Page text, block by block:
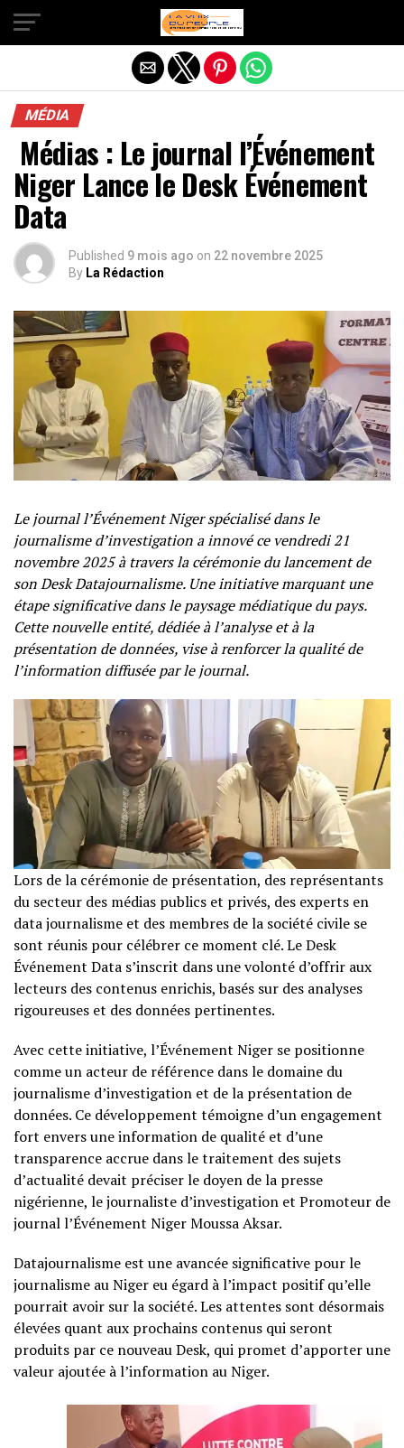
MÉDIA
Médias : Le journal l’Événement
Niger Lance le Desk Événement
Data
Published 9 mois ago on 22 novembre 2025
By La Rédaction
Le journal l’Événement Niger spécialisé dans le
journalisme d’investigation a innové ce vendredi 21
novembre 2025 à travers la cérémonie du lancement de
son Desk Datajournalisme. Une initiative marquant une
étape significative dans le paysage médiatique du pays.
Cette nouvelle entité, dédiée à l’analyse et à la
présentation de données, vise à renforcer la qualité de
l’information diffusée par le journal.
Lors de la cérémonie de présentation, des représentants
du secteur des médias publics et privés, des experts en
data journalisme et des membres de la société civile se
sont réunis pour célébrer ce moment clé. Le Desk
Événement Data s’inscrit dans une volonté d’offrir aux
lecteurs des contenus enrichis, basés sur des analyses
rigoureuses et des données pertinentes.
Avec cette initiative, l’Événement Niger se positionne
comme un acteur de référence dans le domaine du
journalisme d’investigation et de la présentation de
données. Ce développement témoigne d’un engagement
fort envers une information de qualité et d’une
transparence accrue dans le traitement des sujets
d’actualité devait préciser le doyen de la presse
nigérienne, le journaliste d’investigation et Promoteur de
journal l’Événement Niger Moussa Aksar.
Datajournalisme est une avancée significative pour le
journalisme au Niger eu égard à l’impact positif qu’elle
pourrait avoir sur la société. Les attentes sont désormais
élevées quant aux prochains contenus qui seront
produits par ce nouveau Desk, qui promet d’apporter une
valeur ajoutée à l’information au Niger.
Quitter la version mobile